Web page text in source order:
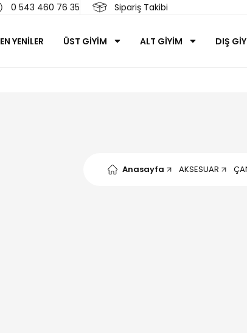
0 543 460 76 35 Sipariş Takibi
EN YENİLER ÜST GİYİM ALT GİYİM DIŞ
Anasayfa AKSESUAR